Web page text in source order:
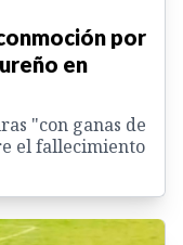
por
en
"con ganas de
el fallecimiento